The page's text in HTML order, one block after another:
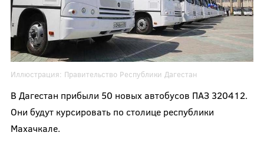
Иллюстрация: Правительство Республики Дагестан
В Дагестан прибыли 50 новых автобусов ПАЗ 320412.
Они будут курсировать по столице республики
Махачкале.